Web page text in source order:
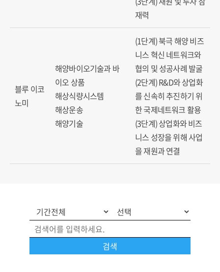
재력
블루 이코
노미
해양바이오기술과 바
이오 상품
해상식량시스템
해상운송
해양기술
(1단계) 북극 해양 비즈
니스 혁신 네트워크와
협의 및 성공사례 발굴
(2단계) R&D와 상업화
를 신속히 추진하기 위
한 국제네트워크 활용
(3단계) 상업화와 비즈
니스 성장을 위해 사업
을 재원과 연결